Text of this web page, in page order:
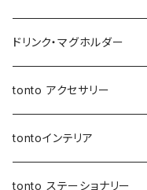
ボトルホルダー
保冷保温ポーチ
母子手帳ケース
バケツバッグ
スクエアバッグ
メッセンジャーバッグ
アジャスタージップトント
オケージョンバッグ
アジャスターオケージョンバッグ
バケツバッグ・巾着ショルダ
移動ポケット
保冷・保温 ポーチ
ボトルホルダー
レザーショルダー
ショートストラップ
ロングストラップ
レザーストラップ
ドリンク・マグホルダー
tonto アクセサリー
tontoインテリア
クッションカバー
tonto ステーショナリー